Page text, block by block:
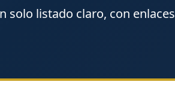
solo listado claro, con enlaces